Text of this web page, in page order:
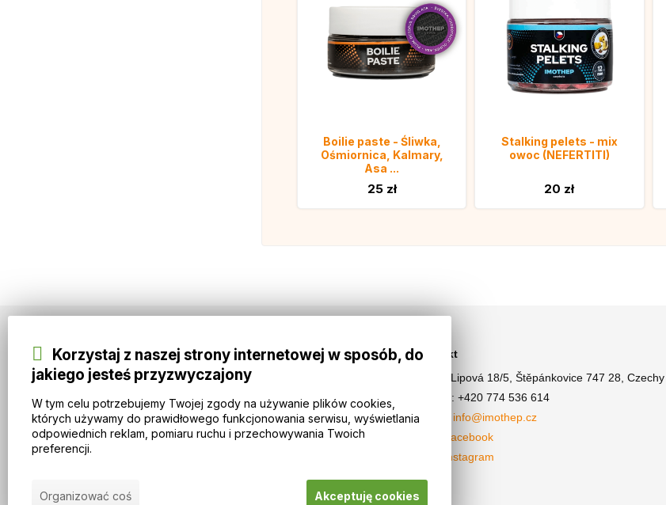
Boilie paste - Śliwka,
Ośmiornica, Kalmary,
Asa ...
25 zł
Stalking pelets - mix
owoc (NEFERTITI)
20 zł
Informacje
VIP CLUB IMOTHEP carpbaits
O IMOTHEP carpbaits
Zasady i warunki
Ochrona danych osobowych
Doprava a způsoby platby
Kontakt
Adres: Lipová 18/5, Štěpánkovice 747 28, Czechy
Telefon: +420 774 536 614
E-mail: info@imothep.cz
Nasz Facebook
Nasz Instagram
Korzystaj z naszej strony internetowej w sposób, do
jakiego jesteś przyzwyczajony
W tym celu potrzebujemy Twojej zgody na używanie plików cookies,
których używamy do prawidłowego funkcjonowania serwisu, wyświetlania
odpowiednich reklam, pomiaru ruchu i przechowywania Twoich
preferencji.
Organizować coś Akceptuję cookies